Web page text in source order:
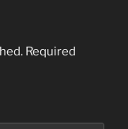
Required